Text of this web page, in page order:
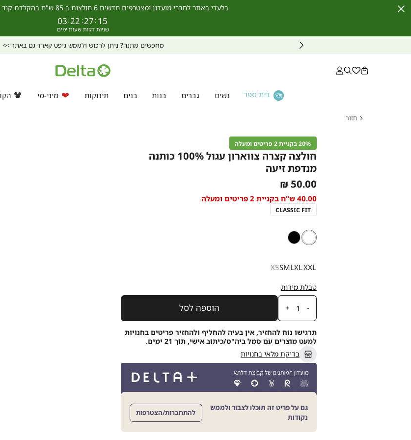
Close
בלעדי באתר לחברי מועדון ומצטרפים חדשים 6 חולצות ב 85 ש"ח בהקלדת קוד קופון SCHOOL15 >>
03:22 :27 : 15
מחפשים מתנה? ניתן לרכוש ולממש גיפט קארד גם באתר >>
בית ספר נשים גברים בנות בנים תינוקות מיני-מי
חזור
20% בקניית 2 פריטים ומעלה
חולצה קצרה צווארון עגול 100% כותנה
מנדפת זיעה
As
low
as
50.00 ₪
40.00 ש"ח בקניית 2 פריטים ומעלה
CLASSIC FIT
צבע
לבן
לבן שחור
מידה XSSMLXLXXL
טבלת מידות
כמות
הוספה לסל
תרגישו נוח להחזיר, אין בעיה להחליף ולהחזיר פריטים בחנויות
למעט מוצרים עם סמל ביה"ס/כיתוב אישי, תוך 21 ימים.
בדיקת מלאי בחנויות
גם על פריט זה תוכלו לצבור ולממש
נקודות
להתחברות/הצטרפות